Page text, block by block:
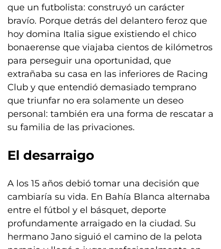
que un futbolista: construyó un carácter
bravío. Porque detrás del delantero feroz que
hoy domina Italia sigue existiendo el chico
bonaerense que viajaba cientos de kilómetros
para perseguir una oportunidad, que
extrañaba su casa en las inferiores de Racing
Club y que entendió demasiado temprano
que triunfar no era solamente un deseo
personal: también era una forma de rescatar a
su familia de las privaciones.
El desarraigo
A los 15 años debió tomar una decisión que
cambiaría su vida. En Bahía Blanca alternaba
entre el fútbol y el básquet, deporte
profundamente arraigado en la ciudad. Su
hermano Jano siguió el camino de la pelota